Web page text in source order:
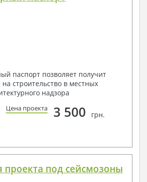
паспорт позволяет получит
строительство в местных
надзора
Цена проекта 3 500 грн.
проекта под сейсмозоны